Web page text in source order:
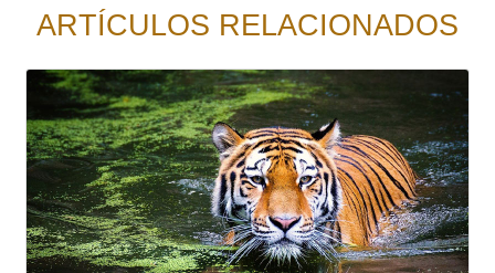
ARTÍCULOS RELACIONADOS